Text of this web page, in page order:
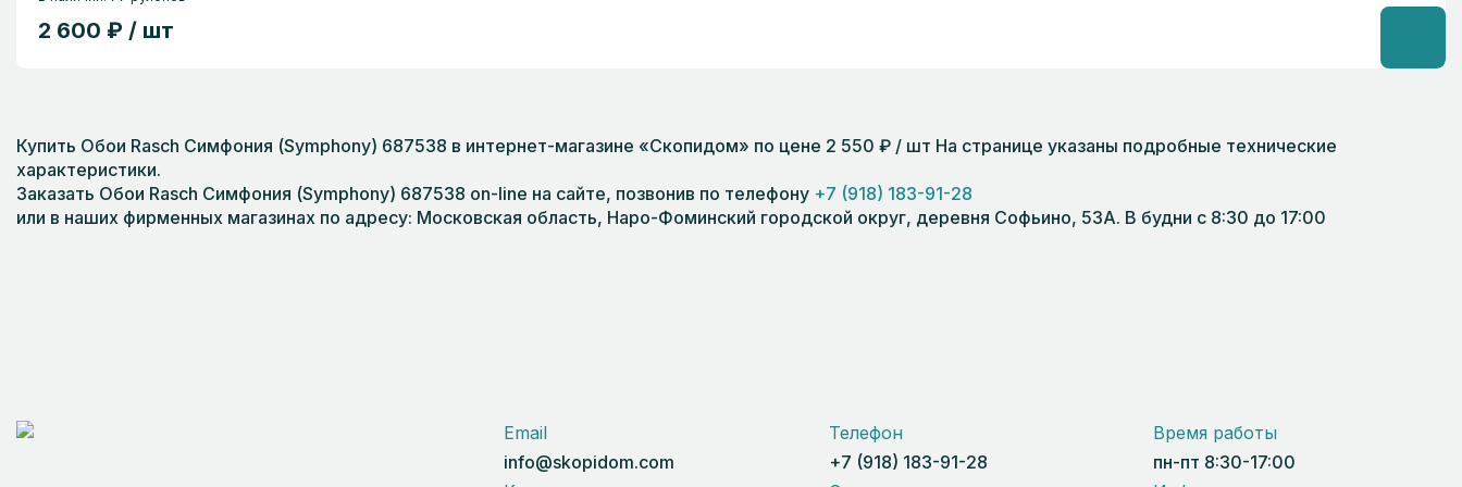
2 600 ₽ / шт
Купить Обои Rasch Симфония (Symphony) 687538 в интернет-магазине «Скопидом» по цене 2 550 ₽ / шт На странице указаны подробные технические
характеристики.
Заказать Обои Rasch Симфония (Symphony) 687538 on-line на сайте, позвонив по телефону +7 (918) 183-91-28
или в наших фирменных магазинах по адресу: Московская область, Наро-Фоминский городской округ, деревня Софьино, 53А. В будни с 8:30 до 17:00
Email
info@skopidom.com
Телефон
+7 (918) 183-91-28
Время работы
пн-пт 8:30-17:00